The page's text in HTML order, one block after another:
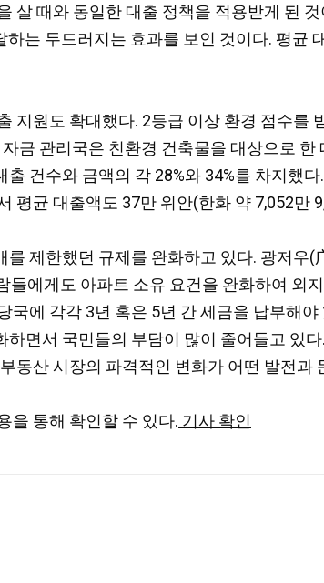
살 때와 동일한 대출 정책을 적용받게 된
는 두드러지는 효과를 보인 것이다. 평균
지원도 확대했다. 2등급 이상 환경 점수
금 관리국은 친환경 건축물을 대상으로
건수와 금액의 각 28%와 34%를 차지했
평균 대출액도 37만 위안(한화 약 7,052
제한했던 규제를 완화하고 있다. 광저
에게도 아파트 소유 요건을 완화하여 외
국에 각각 3년 혹은 5년 간 세금을 납부해
면서 국민들의 부담이 많이 줄어들고 있
동산 시장의 파격적인 변화가 어떤 발전
을 통해 확인할 수 있다. 기사 확인